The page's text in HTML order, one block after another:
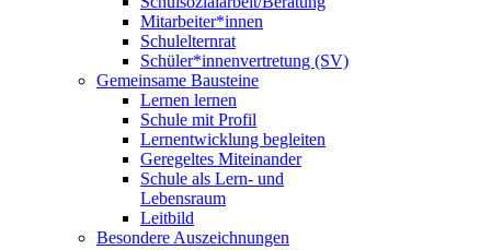
Mitarbeiter*innen
Schulelternrat
Schüler*innenvertretung (SV)
Gemeinsame Bausteine
Lernen lernen
Schule mit Profil
Lernentwicklung begleiten
Geregeltes Miteinander
Schule als Lern- und
Lebensraum
Leitbild
Besondere Auszeichnungen